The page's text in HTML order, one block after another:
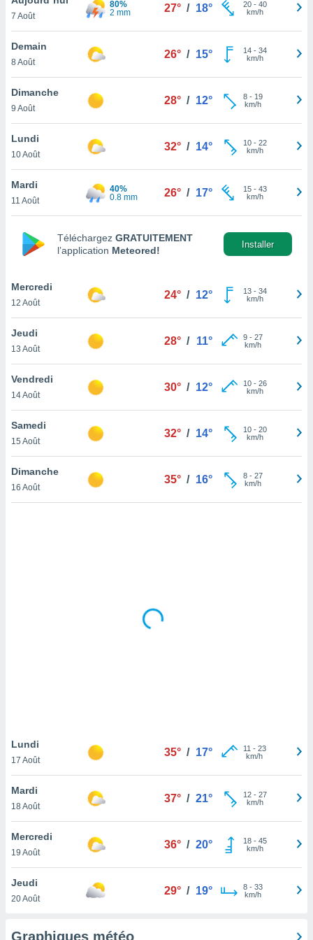
et
»,
au
vous
qu'ils
ou
le
ainsi
un
la
du
votre
à
en
le
notre
que
et que
7 Août
80%
2 mm
27° / 18° 20- 40
km/h
Demain
8 Août
26° / 15° 14- 34
km/h
Dimanche
9 Août
28° / 12° 8- 19
km/h
Lundi
10 Août
32° / 14° 10- 22
km/h
Mardi
11 Août
40%
0.8 mm
26° / 17° 15- 43
km/h
Téléchargez GRATUITEMENT
l’application Meteored!
Installer
Mercredi
12 Août
24° / 12° 13- 34
km/h
Jeudi
13 Août
28° / 11° 9- 27
km/h
Vendredi
14 Août
30° / 12° 10- 26
km/h
Samedi
15 Août
32° / 14° 10- 20
km/h
Dimanche
16 Août
35° / 16° 8- 27
km/h
Lundi
17 Août
35° / 17° 11 - 23
km/h
Mardi
18 Août
37° / 21° 12- 27
km/h
Mercredi
19 Août
36° / 20° 18- 45
km/h
Jeudi
20 Août
29° / 19° 8- 33
km/h
Graphiques météo